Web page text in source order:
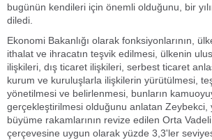
bugünün kendileri için önemli olduğunu, bir
diledi.
Ekonomi Bakanlığı olarak fonksiyonlarının,
ithalat ve ihracatın teşvik edilmesi, ülkenin
ilişkileri, dış ticaret ilişkileri, serbest ticaret
kurum ve kuruluşlarla ilişkilerin yürütülmesi,
yönetilmesi ve belirlenmesi, bunların
gerçekleştirilmesi olduğunu anlatan Zeybekci,
büyüme rakamlarının revize edilen Orta
çerçevesine uygun olarak yüzde 3,3'ler